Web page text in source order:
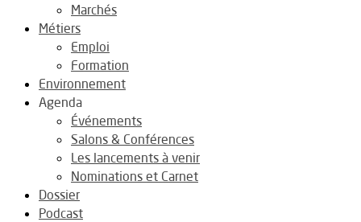
Marchés
Métiers
Emploi
Formation
Environnement
Agenda
Événements
Salons & Conférences
Les lancements à venir
Nominations et Carnet
Dossier
Podcast